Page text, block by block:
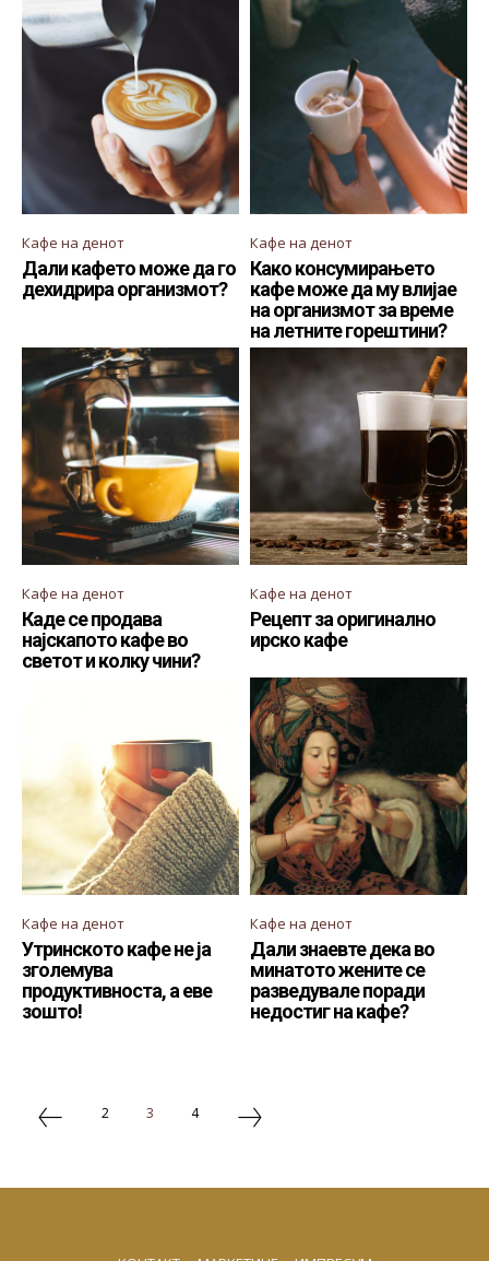
Кафе на денот
Дали кафето може да го
дехидрира организмот?
Кафе на денот
Како консумирањето
кафе може да му влијае
на организмот за време
на летните горештини?
Кафе на денот
Каде се продава
најскапото кафе во
светот и колку чини?
Кафе на денот
Рецепт за оригинално
ирско кафе
Кафе на денот
Утринското кафе не ја
зголемува
продуктивноста, а еве
зошто!
Кафе на денот
Дали знаевте дека во
минатото жените се
разведувале поради
недостиг на кафе?
2 3 4